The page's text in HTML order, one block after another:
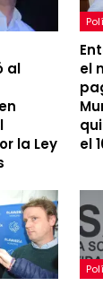
al
la Ley
el
el